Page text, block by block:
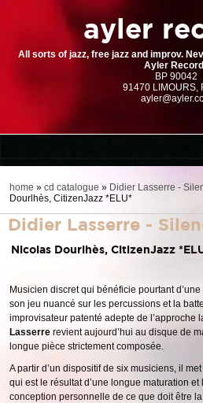
ayler
All sorts of jazz, free jazz and improv.
Ayler
BP 90042
91470 LIMOURS,
cd catalogue
dl series (download-only)
digital store
resources
home » cd catalogue » Didier Lasserre -
Dourlhès, CitizenJazz *ELU*
Didier Lasserre -
Nicolas Dourlhès, CitizenJazz
Musicien discret qui bénéficie pourtant
son jeu nuancé sur les percussions et la
improvisateur patenté adepte de l’approche
Lasserre revient aujourd’hui au disque de
longue pièce strictement composée.
A partir d’un dispositif de six musiciens, il
qui est le résultat d’une longue maturation et
conception personnelle de ce que doit être